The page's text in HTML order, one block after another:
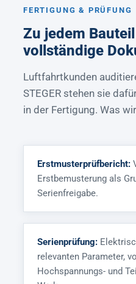
FERTIGUNG & PRÜFUNG
Zu jedem
vollständige
Luftfahrtkunden
STEGER stehen sie
in der Fertigung. Was
Erstmusterprüfbericht:
Erstbemusterung als
Serienfreigabe.
Serienprüfung:
relevanten Parameter,
Hochspannungs- und